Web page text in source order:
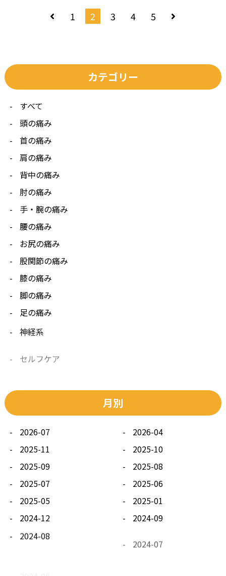
1 2 3 4 5
カテゴリー
すべて
頭の痛み
首の痛み
肩の痛み
背中の痛み
肘の痛み
手・腕の痛み
腰の痛み
お尻の痛み
股関節の痛み
膝の痛み
脚の痛み
足の痛み
神経系
その他
月別
2026-07
2026-04
2025-11
2025-10
2025-09
2025-08
2025-07
2025-06
2025-05
2025-01
2024-12
2024-09
2024-08